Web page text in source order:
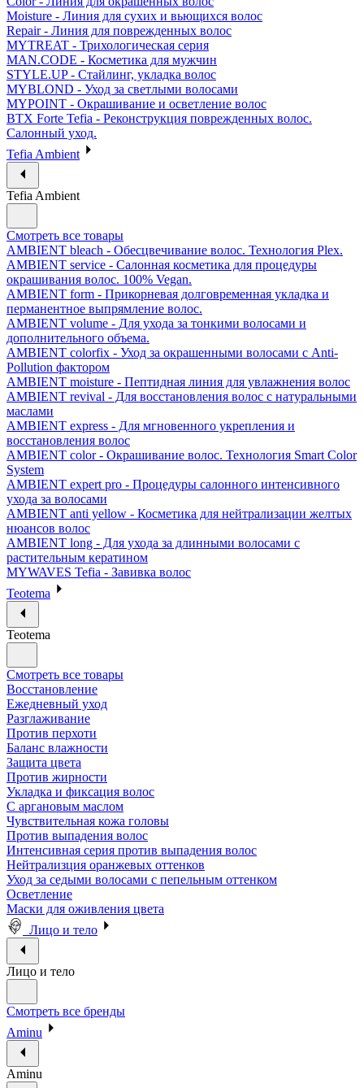
Moisture - Линия для сухих и вьющихся волос
Repair - Линия для поврежденных волос
MYTREAT - Трихологическая серия
MAN.CODE - Косметика для мужчин
STYLE.UP - Стайлинг, укладка волос
MYBLOND - Уход за светлыми волосами
MYPOINT - Окрашивание и осветление волос
BTX Forte Tefia - Реконструкция поврежденных волос.
Салонный уход.
Tefia Ambient
Tefia Ambient
Смотреть все товары
AMBIENT bleach - Обесцвечивание волос. Технология Plex.
AMBIENT service - Салонная косметика для процедуры
окрашивания волос. 100% Vegan.
AMBIENT form - Прикорневая долговременная укладка и
перманентное выпрямление волос.
AMBIENT volume - Для ухода за тонкими волосами и
дополнительного объема.
AMBIENT colorfix - Уход за окрашенными волосами с Anti-
Pollution фактором
AMBIENT moisture - Пептидная линия для увлажнения волос
AMBIENT revival - Для восстановления волос с натуральными
маслами
AMBIENT express - Для мгновенного укрепления и
восстановления волос
AMBIENT color - Окрашивание волос. Технология Smart Color
System
AMBIENT expert pro - Процедуры салонного интенсивного
ухода за волосами
AMBIENT anti yellow - Косметика для нейтрализации желтых
нюансов волос
AMBIENT long - Для ухода за длинными волосами с
растительным кератином
MYWAVES Tefia - Завивка волос
Teotema
Teotema
Смотреть все товары
Восстановление
Ежедневный уход
Разглаживание
Против перхоти
Баланс влажности
Защита цвета
Против жирности
Укладка и фиксация волос
С аргановым маслом
Чувствительная кожа головы
Против выпадения волос
Интенсивная серия против выпадения волос
Нейтрализция оранжевых оттенков
Уход за седыми волосами с пепельным оттенком
Осветление
Маски для оживления цвета
Лицо и тело
Лицо и тело
Смотреть все бренды
Aminu
Aminu